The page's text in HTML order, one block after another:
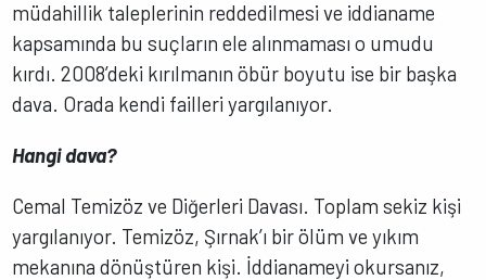
müdahillik taleplerinin reddedilmesi ve iddianame
kapsamında bu suçların ele alınmaması o umudu
kırdı. 2008’deki kırılmanın öbür boyutu ise bir başka
dava. Orada kendi failleri yargılanıyor.
Hangi dava?
Cemal Temizöz ve Diğerleri Davası. Toplam sekiz kişi
yargılanıyor. Temizöz, Şırnak’ı bir ölüm ve yıkım
mekanına dönüştüren kişi. İddianameyi okursanız,